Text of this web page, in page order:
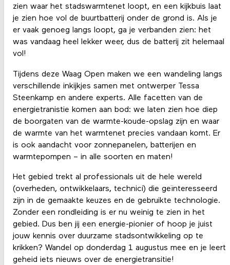
zien waar het stadswarmtenet loopt, en een kijkbuis laat
je zien hoe vol de buurtbatterij onder de grond is. Als je
er vaak genoeg langs loopt, ga je verbanden zien: het
was vandaag heel lekker weer, dus de batterij zit helemaal
vol!
Tijdens deze Waag Open maken we een wandeling langs
verschillende inkijkjes samen met ontwerper Tessa
Steenkamp en andere experts. Alle facetten van de
energietranistie komen aan bod: we laten zien hoe diep
de boorgaten van de warmte-koude-opslag zijn en waar
de warmte van het warmtenet precies vandaan komt. Er
is ook aandacht voor zonnepanelen, batterijen en
warmtepompen – in alle soorten en maten!
Het gebied trekt al professionals uit de hele wereld
(overheden, ontwikkelaars, technici) die geïnteresseerd
zijn in de gemaakte keuzes en de gebruikte technologie.
Zonder een rondleiding is er nu weinig te zien in het
gebied. Dus ben jij een energie-pionier of hoop je juist
jouw kennis over duurzame stadsontwikkeling op te
krikken? Wandel op donderdag 1 augustus mee en je leert
geheid iets nieuws over de energietransitie!